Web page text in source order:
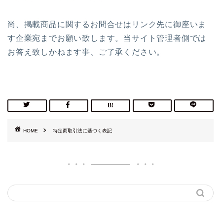
尚、掲載商品に関するお問合せはリンク先に御座いま
す企業宛までお願い致します。当サイト管理者側では
お答え致しかねます事、ご了承ください。
HOME 特定商取引法に基づく表記